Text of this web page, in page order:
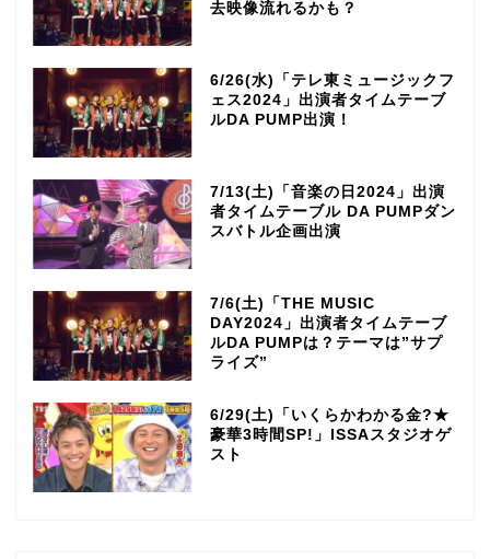
去映像流れるかも？
6/26(水)「テレ東ミュージックフ
ェス2024」出演者タイムテーブ
ルDA PUMP出演！
7/13(土)「音楽の日2024」出演
者タイムテーブル DA PUMPダン
スバトル企画出演
7/6(土)「THE MUSIC
DAY2024」出演者タイムテーブ
ルDA PUMPは？テーマは”サプ
ライズ”
6/29(土)「いくらかわかる金?★
豪華3時間SP!」ISSAスタジオゲ
スト